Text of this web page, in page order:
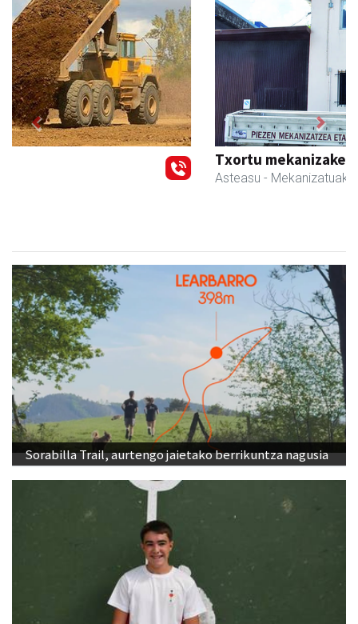
Txortu mekanizaketa eta muntaketa
Previous Next
Sorabilla Trail, aurtengo jaietako berrikuntza nagusia